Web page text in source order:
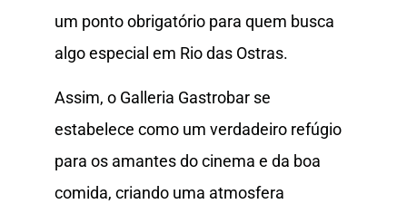
um ponto obrigatório para quem busca
algo especial em Rio das Ostras.
Assim, o Galleria Gastrobar se
estabelece como um verdadeiro refúgio
para os amantes do cinema e da boa
comida, criando uma atmosfera